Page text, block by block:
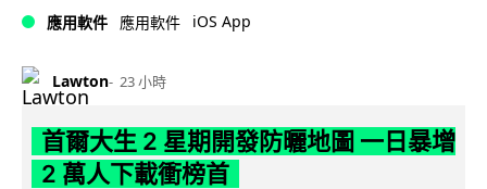
應用軟件 應用軟件 iOS App
Lawton 23 小時
首爾大生 2 星期開發防曬地圖 一日暴增
2 萬人下載衝榜首